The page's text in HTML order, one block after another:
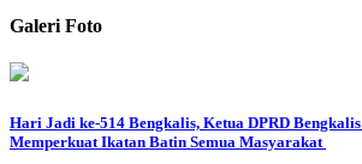
Galeri Foto
Hari Jadi ke-514 Bengkalis, Ketua DPRD
Memperkuat Ikatan Batin Semua Masyarakat